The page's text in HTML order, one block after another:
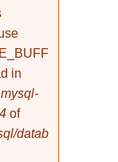
in
of
datab